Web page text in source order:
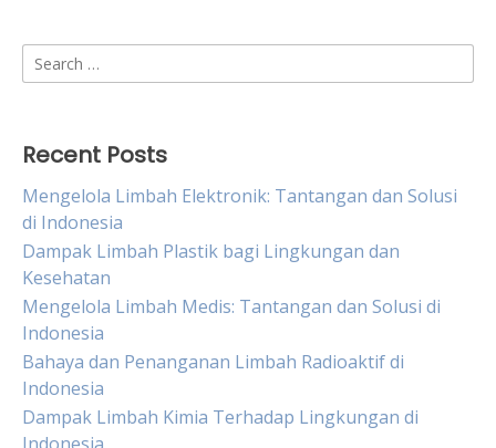
Search
for:
Recent Posts
Mengelola Limbah Elektronik: Tantangan dan Solusi
di Indonesia
Dampak Limbah Plastik bagi Lingkungan dan
Kesehatan
Mengelola Limbah Medis: Tantangan dan Solusi di
Indonesia
Bahaya dan Penanganan Limbah Radioaktif di
Indonesia
Dampak Limbah Kimia Terhadap Lingkungan di